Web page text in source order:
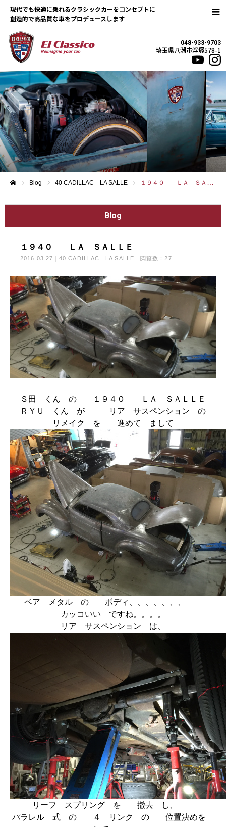
現代でも快適に乗れるクラシックカーをコンセプトに
048-933-9703
埼玉県八潮市浮塚578-1
Blog 40 CADILLAC LA SALLE １９４０ ＬＡ ＳＡＬＬＥ
Blog
１９４０ ＬＡ ＳＡＬＬＥ
2016.03.27 40 CADILLAC LA SALLE 閲覧数：27
Ｓ田 くん の １９４０ ＬＡ ＳＡＬＬＥ
ＲＹＵ くん が リア サスペンション の
リメイク を 進めて まして
ベア メタル の ボディ、、、、、、、
カッコいい ですね。。。。
リア サスペンション は、
リーフ スプリング を 撤去 し、
パラレル 式 の ４ リンク の 位置決めを